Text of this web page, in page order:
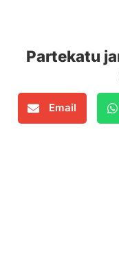
Partekatu
Email